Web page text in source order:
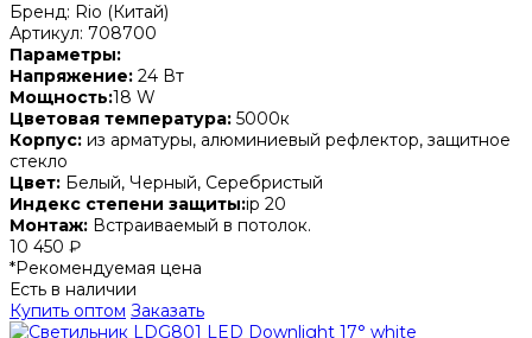
Бренд: Rio (Китай)
Артикул: 708700
Параметры:
Напряжение: 24 Вт
Мощность:18 W
Цветовая температура: 5000к
Корпус: из арматуры, алюминиевый рефлектор, защитное
стекло
Цвет: Белый, Черный, Серебристый
Индекс степени защиты:ip 20
Монтаж: Встраиваемый в потолок.
10 450 ₽
*Рекомендуемая цена
Есть в наличии
Купить оптом Заказать